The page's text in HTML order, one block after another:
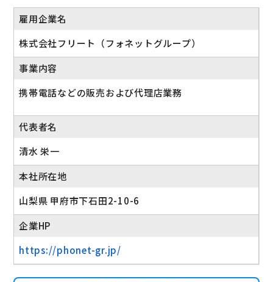
＜頑張りもしっかり評価！＞
■永年勤続表彰制度
■年間MVP表彰制度
■資格手当（月1万円～8万円）
雇用企業名
株式会社フリート（フォネットグループ）
事業内容
携帯電話などの販売および代理店業務
代表者名
清水 栄一
本社所在地
山梨県 甲府市下石田2-10-6
企業HP
https://phonet-gr.jp/